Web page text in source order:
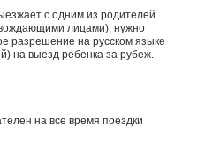
с одним из родителей
лицами), нужно
разрешение на русском языке
на выезд ребенка за рубеж.
на все время поездки